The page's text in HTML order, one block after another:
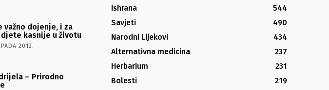
važno dojenje, i za
kasnije u životu
2012.
– Prirodno
Ishrana
544
Savjeti
490
Narodni Lijekovi
434
Alternativna medicina
237
Herbarium
231
Bolesti
219